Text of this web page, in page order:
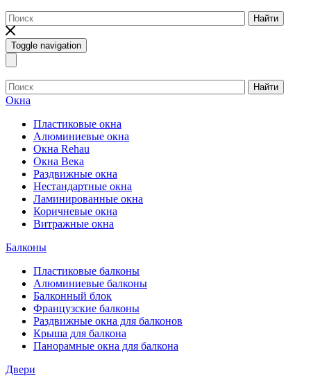
Найти
Toggle navigation
Найти
Окна
Пластиковые окна
Алюминиевые окна
Окна Rehau
Окна Века
Раздвижные окна
Нестандартные окна
Ламинированные окна
Коричневые окна
Витражные окна
Балконы
Пластиковые балконы
Алюминиевые балконы
Балконный блок
Французские балконы
Раздвижные окна для балконов
Крыша для балкона
Панорамные окна для балкона
Двери